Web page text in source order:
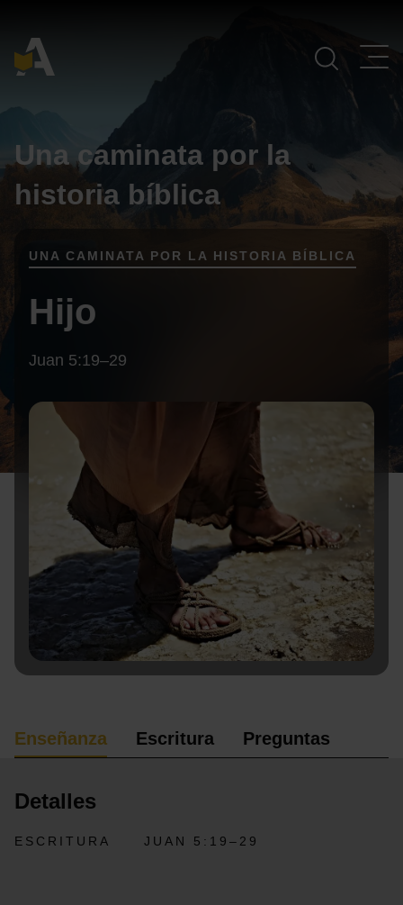
Navegación Principal
Una caminata por la
historia bíblica
UNA CAMINATA POR LA HISTORIA BÍBLICA
Hijo
Juan 5:19–29
Enseñanza Escritura Preguntas
Detalles
ESCRITURA JUAN 5:19–29